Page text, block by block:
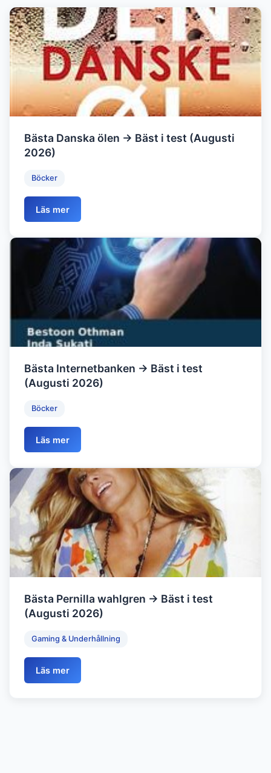
Bästa Danska ölen → Bäst i test (Augusti
2026)
Böcker
Läs mer
Bästa Internetbanken → Bäst i test
(Augusti 2026)
Böcker
Läs mer
Bästa Pernilla wahlgren → Bäst i test
(Augusti 2026)
Gaming & Underhållning
Läs mer